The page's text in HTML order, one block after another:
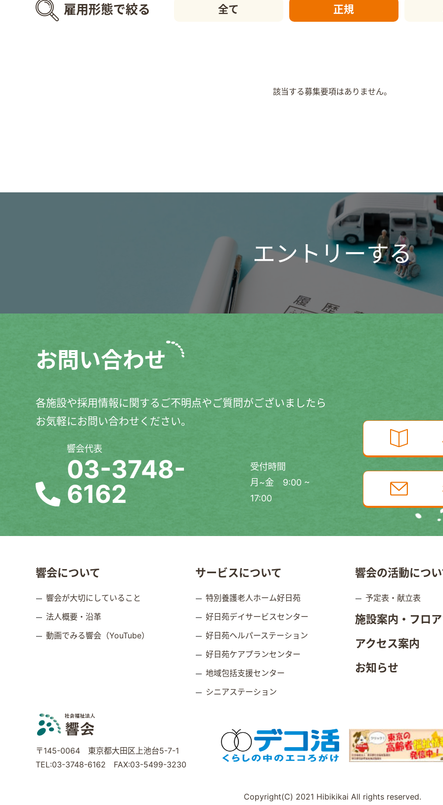
雇用形態で絞る 全て 正規
該当する募集要項はありません。
エントリーする
お問い合わせ
各施設や採用情報に関するご不明点やご質問がございましたら
お気軽にお問い合わせください。
響会代表
03-3748-
6162
受付時間
月~金 9:00 ~
17:00
響会について
響会が大切にしていること
法人概要・沿革
動画でみる響会（YouTube）
サービスについて
特別養護老人ホーム好日苑
好日苑デイサービスセンター
好日苑ヘルパーステーション
好日苑ケアプランセンター
地域包括支援センター
シニアステーション
響会の活動につ
予定表・献立表
施設案内・フロ
アクセス案内
お知らせ
〒145-0064 東京都大田区上池台5-7-1
TEL:03-3748-6162 FAX:03-5499-3230
Copyright(C) 2021 Hibikikai All rights reserved.